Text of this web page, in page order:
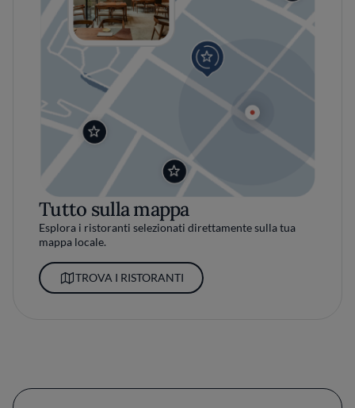
Tutto sulla mappa
Esplora i ristoranti selezionati direttamente sulla tua
mappa locale.
TROVA I RISTORANTI